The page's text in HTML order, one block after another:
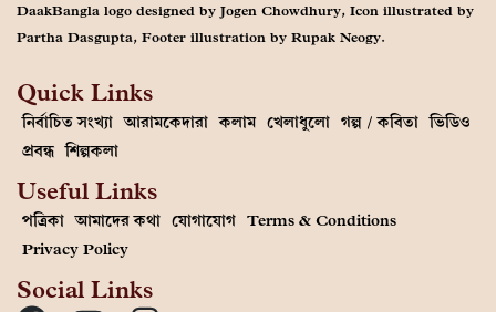
DaakBangla logo designed by Jogen Chowdhury, Icon illustrated by
Partha Dasgupta, Footer illustration by Rupak Neogy.
Quick Links
নির্বাচিত সংখ্যা আরামকেদারা কলাম খেলাধুলো গল্প / কবিতা ভিডিও
প্রবন্ধ শিল্পকলা
Useful Links
পত্রিকা আমাদের কথা যোগাযোগ Terms & Conditions
Privacy Policy
Social Links